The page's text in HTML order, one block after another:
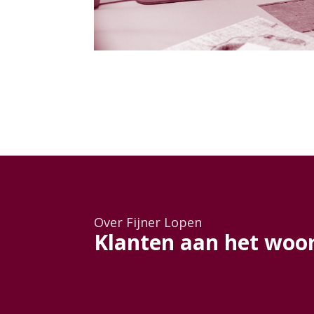
Over Fijner Lopen
Klanten aan het